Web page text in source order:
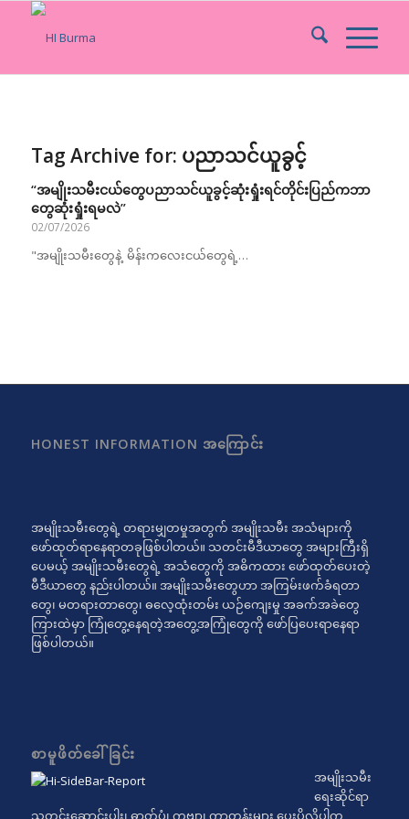
Tag Archive for: ပညာသင်ယူခွင့်
“အမျိုးသမီးငယ်တွေပညာသင်ယူခွင့်ဆုံးရှုံးရင်တိုင်းပြည်ကဘာ
တွေဆုံးရှုံးရမလဲ”
02/07/2026
"အမျိုးသမီးတွေနဲ့ မိန်းကလေးငယ်တွေရဲ့…
HONEST INFORMATION အကြောင်း
အမျိုးသမီးတွေရဲ့ တရားမျှတမှုအတွက် အမျိုးသမီး အသံများကို
ဖော်ထုတ်ရာနေရာတခုဖြစ်ပါတယ်။ သတင်းမီဒီယာတွေ အများကြီးရှိ
ပေမယ့် အမျိုးသမီးတွေရဲ့ အသံတွေကို အဓိကထား ဖော်ထုတ်ပေးတဲ့
မီဒီယာတွေ နည်းပါတယ်။ အမျိုးသမီးတွေဟာ အကြမ်းဖက်ခံရတာ
တွေ၊ မတရားတာတွေ၊ ဓလေ့ထုံးတမ်း ယဉ်ကျေးမှု အခက်အခဲတွေ
ကြားထဲမှာ ကြုံတွေ့နေရတဲ့အတွေ့အကြုံတွေကို ဖော်ပြပေးရာနေရာ
ဖြစ်ပါတယ်။
စာမူဖိတ်ခေါ်ခြင်း
အမျိုးသမီး
ရေးဆိုင်ရာ